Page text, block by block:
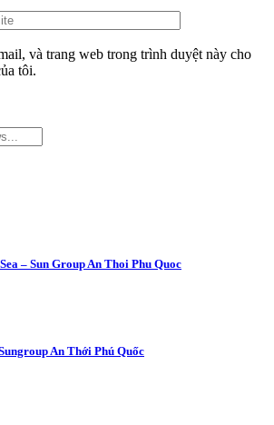
và trang web trong trình duyệt này cho
tôi.
– Sun Group An Thoi Phu Quoc
An Thới Phú Quốc